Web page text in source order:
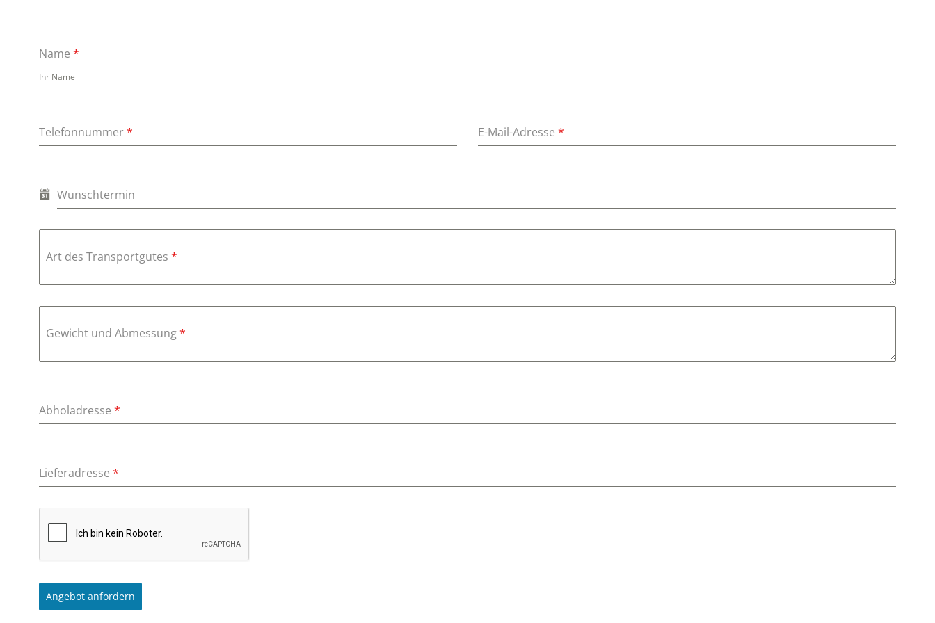
Name *
Ihr Name
Telefonnummer* E-Mail-Adresse *
Wunschtermin
Art des Transportgutes *
Gewicht und Abmessung*
Abholadresse *
Lieferadresse *
Angebot anfordern